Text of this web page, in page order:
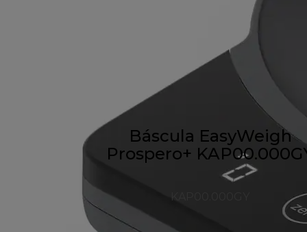
Báscula EasyWeigh
Prospero+
KAP00.000GY